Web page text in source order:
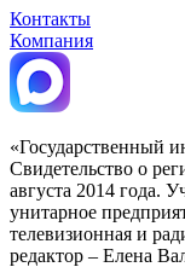
Контакты
Компания
«Государственный
Свидетельство о
августа 2014 года.
унитарное
телевизионная и
редактор – Елена